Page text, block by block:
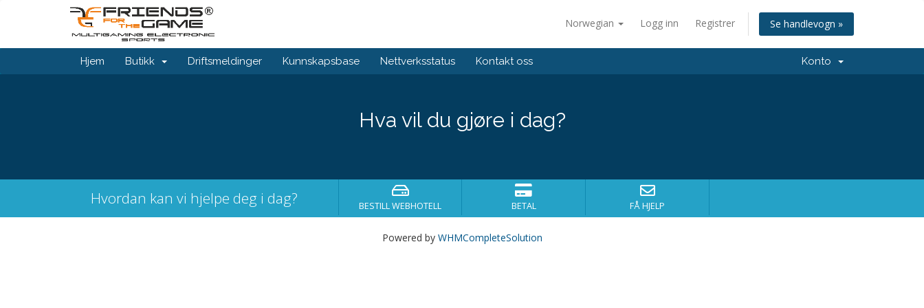
Norwegian Logg inn Registrer Se handlevogn »
Hjem Butikk Driftsmeldinger Kunnskapsbase Nettverksstatus Kontakt oss Konto
Hva vil du gjøre i dag?
Hvordan kan vi hjelpe deg i dag? BESTILL WEBHOTELL BETAL FÅ HJELP
Powered by WHMCompleteSolution